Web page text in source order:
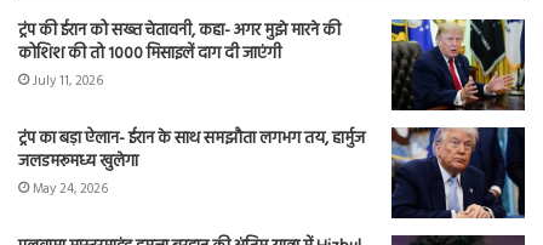
ट्रंप की ईरान को सख्त चेतावनी, कहा- अगर मुझे मारने की
कोशिश की तो 1000 मिसाइलें दाग दी जाएंगी
July 11, 2026
ट्रंप का बड़ा ऐलान- ईरान के साथ समझौता लगभग तय, हार्मुज
जलडमरूमध्य खुलेगा
May 24, 2026